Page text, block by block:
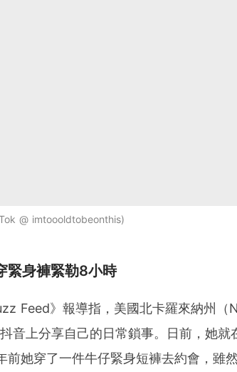
@ imtoooldtobeonthis
緊身褲緊勒8小時
Feed》報導指，美國北卡羅來納州
音上分享自己的日常鎖事。日前，她就
前她穿了一件牛仔緊身短褲去約會，雖